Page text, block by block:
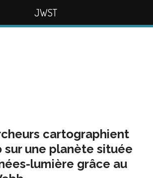
cartographient
sur une planète située
lumière grâce au
JWST